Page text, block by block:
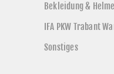
Bekleidung & Helme
IFA PKW Trabant
Sonstiges